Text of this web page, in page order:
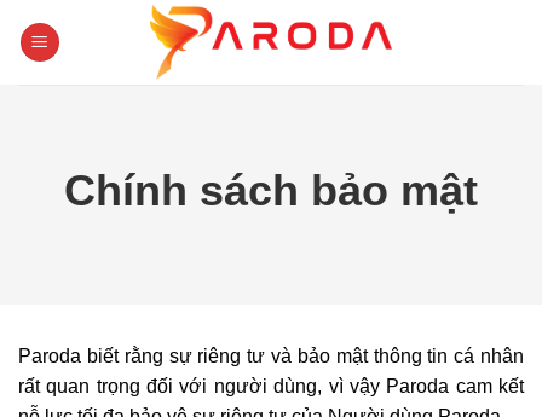
Chính sách bảo mật
Paroda biết rằng sự riêng tư và bảo mật thông tin cá nhân
rất quan trọng đối với người dùng, vì vậy Paroda cam kết